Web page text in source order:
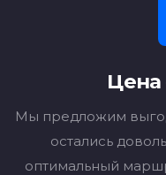
Цена
Мы предложим
остались
оптимальный